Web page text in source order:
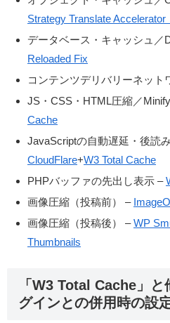
Strategy Translate Accelerator
データベース・キャッシュ／
Reloaded Fix
コンテンツデリバリーネット
JS・CSS・HTML圧縮／
Cache
JavaScriptの自動遅延・後読
CloudFlare+W3 Total Cache
PHPバッファの先出し表示 –
画像圧縮（投稿前） –
画像圧縮（投稿後） –WP
Thumbnails
「W3 Total Cache」
グインとの併用時の設